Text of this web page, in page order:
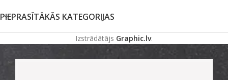
PIEPRASĪTĀKĀS KATEGORIJAS
Izstrādātājs Graphic.lv.